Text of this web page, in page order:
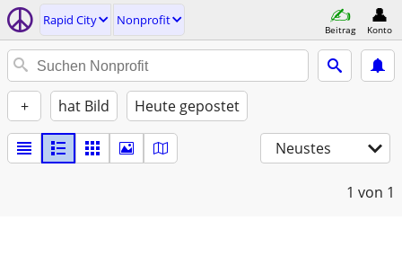
Rapid City Nonprofit
Beitrag Konto
+ hat Bild Heute gepostet
Neustes
1 von 1